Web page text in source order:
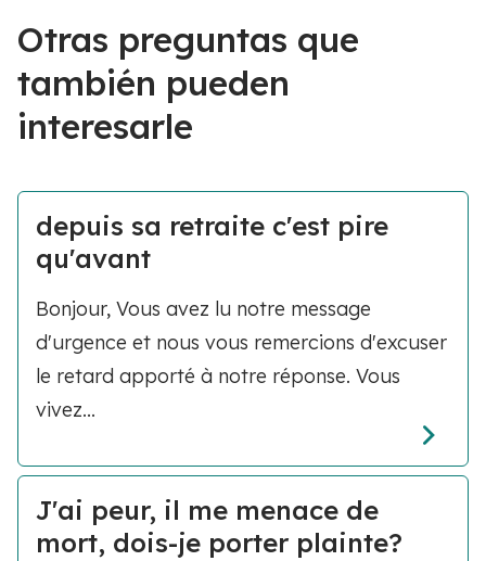
Otras preguntas que
también pueden
interesarle
depuis sa retraite c'est pire
qu'avant
Bonjour, Vous avez lu notre message
d'urgence et nous vous remercions d'excuser
le retard apporté à notre réponse. Vous
vivez...
J'ai peur, il me menace de
mort, dois-je porter plainte?